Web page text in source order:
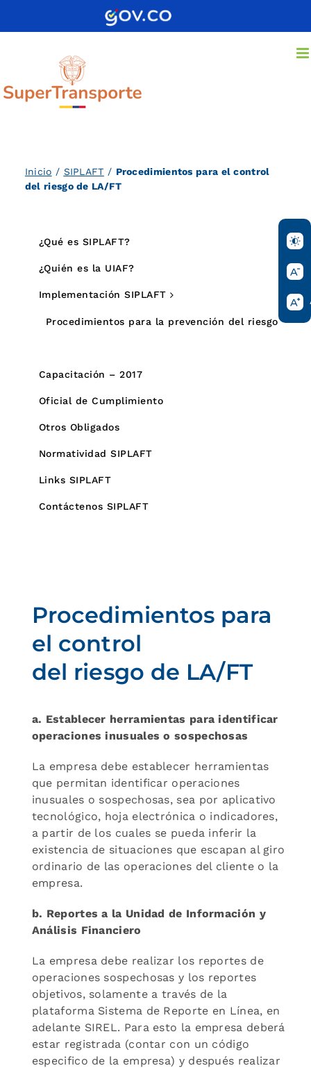
Inicio / SIPLAFT / Procedimientos para el control
del riesgo de LA/FT
¿Qué es SIPLAFT?
¿Quién es la UIAF?
Implementación SIPLAFT
Procedimientos para la prevención del riesgo
Capacitación – 2017
Oficial de Cumplimiento
Otros Obligados
Normatividad SIPLAFT
Links SIPLAFT
Contáctenos SIPLAFT
Procedimientos para
el control
del riesgo de LA/FT
a. Establecer herramientas para identificar
operaciones inusuales o sospechosas
La empresa debe establecer herramientas
que permitan identificar operaciones
inusuales o sospechosas, sea por aplicativo
tecnológico, hoja electrónica o indicadores,
a partir de los cuales se pueda inferir la
existencia de situaciones que escapan al giro
ordinario de las operaciones del cliente o la
empresa.
b. Reportes a la Unidad de Información y
Análisis Financiero
La empresa debe realizar los reportes de
operaciones sospechosas y los reportes
objetivos, solamente a través de la
plataforma Sistema de Reporte en Línea, en
adelante SIREL. Para esto la empresa deberá
estar registrada (contar con un código
especifico de la empresa) y después realizar